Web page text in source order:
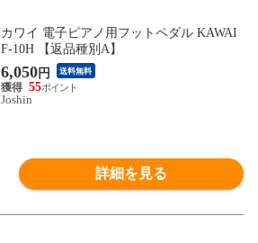
カワイ 電子ピアノ用フットペダル KAWAI
F-10H 【返品種別A】
6,050円 送料無料
55
Joshin
詳細を見る